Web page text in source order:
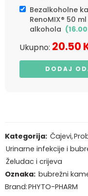
Bezalkoholne
RenoMIX® 50
alkohola (16.00
Ukupno: 20.50
DODAJ
Kategorija: Čajevi,
Urinarne infekcije i
Želudac i crijeva
Oznaka: bubrežni
Brand:PHYTO-PHARM